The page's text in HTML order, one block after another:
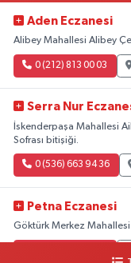
Aden Eczanesi
Alibey Mahallesi Alibey
0 (212) 813 00 03
Serra Nur
İskenderpaşa Mahallesi
Sofrası bitişiği.
0 (536) 663 94 36
Petna Eczanesi
Göktürk Merkez